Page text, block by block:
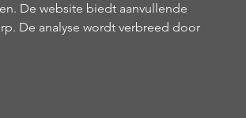
De website biedt aanvullende
De analyse wordt verbreed door